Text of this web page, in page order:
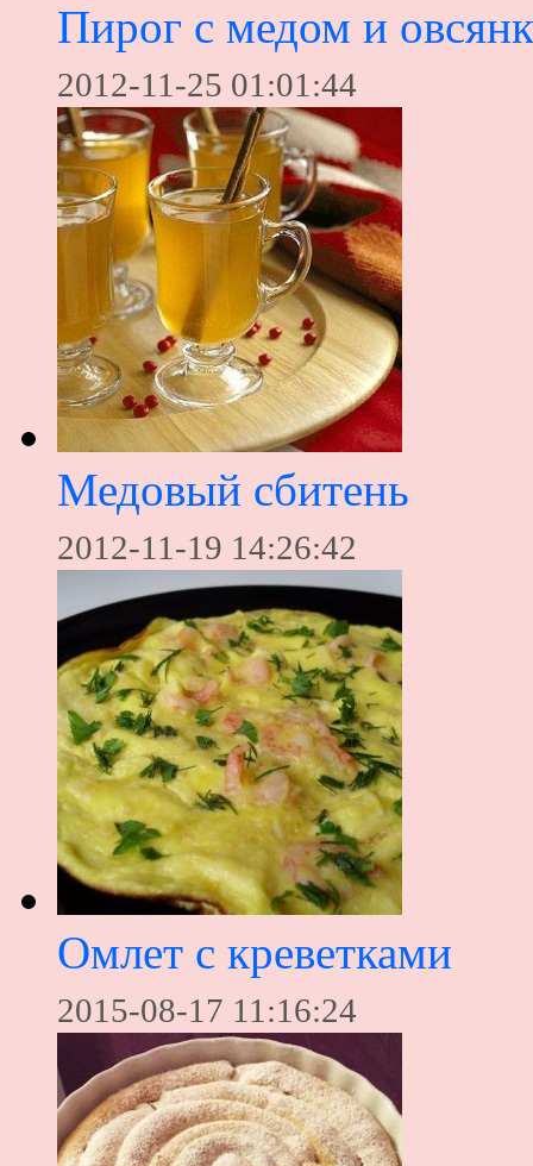
Пирог с медом и
2012-11-25 01:01:44
Медовый сбитень
2012-11-19 14:26:42
Омлет с креветками
2015-08-17 11:16:24